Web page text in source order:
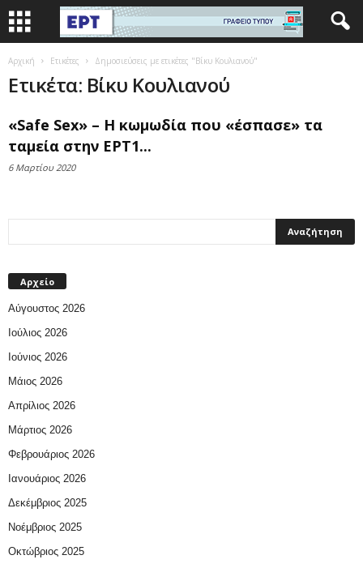
Αρχική Ετικέτες Δημοσιεύσεις με ετικέτες "Βίκυ Κουλιανού"
Ετικέτα: Βίκυ Κουλιανού
«Safe Sex» – Η κωμωδία που «έσπασε» τα
ταμεία στην ΕΡΤ1...
6 Μαρτίου 2020
Αρχείο
Αύγουστος 2026
Ιούλιος 2026
Ιούνιος 2026
Μάιος 2026
Απρίλιος 2026
Μάρτιος 2026
Φεβρουάριος 2026
Ιανουάριος 2026
Δεκέμβριος 2025
Νοέμβριος 2025
Οκτώβριος 2025